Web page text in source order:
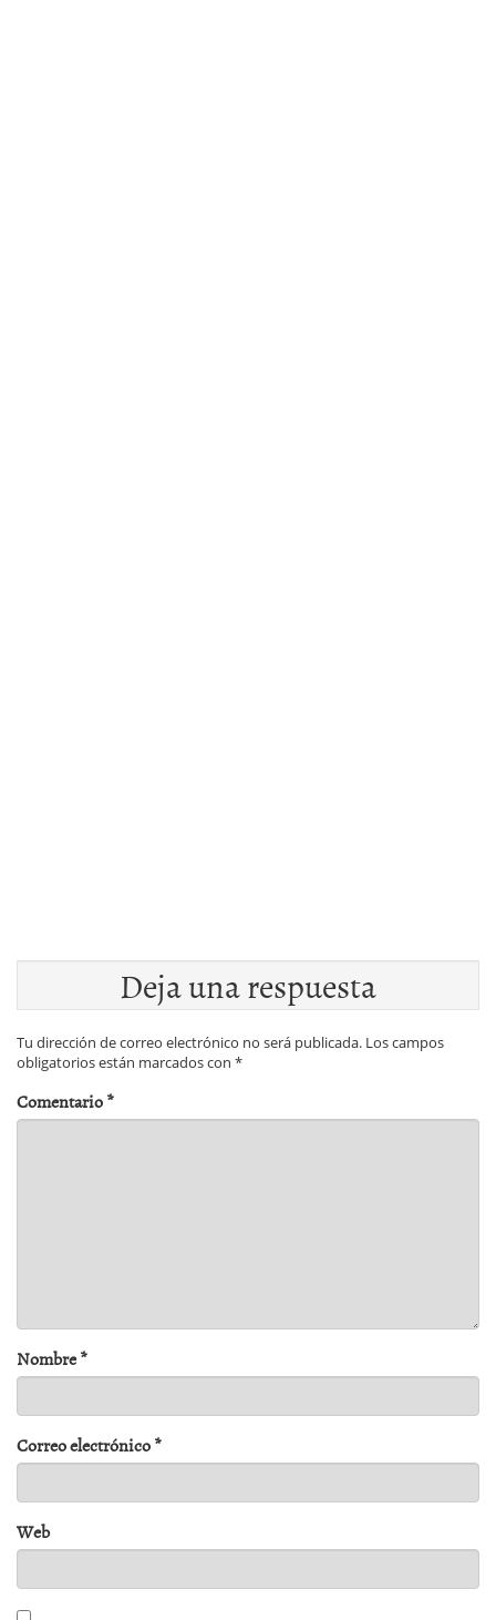
Deja una respuesta
Tu dirección de correo electrónico no será publicada. Los campos
obligatorios están marcados con *
Comentario*
Nombre*
Correo electrónico*
Web